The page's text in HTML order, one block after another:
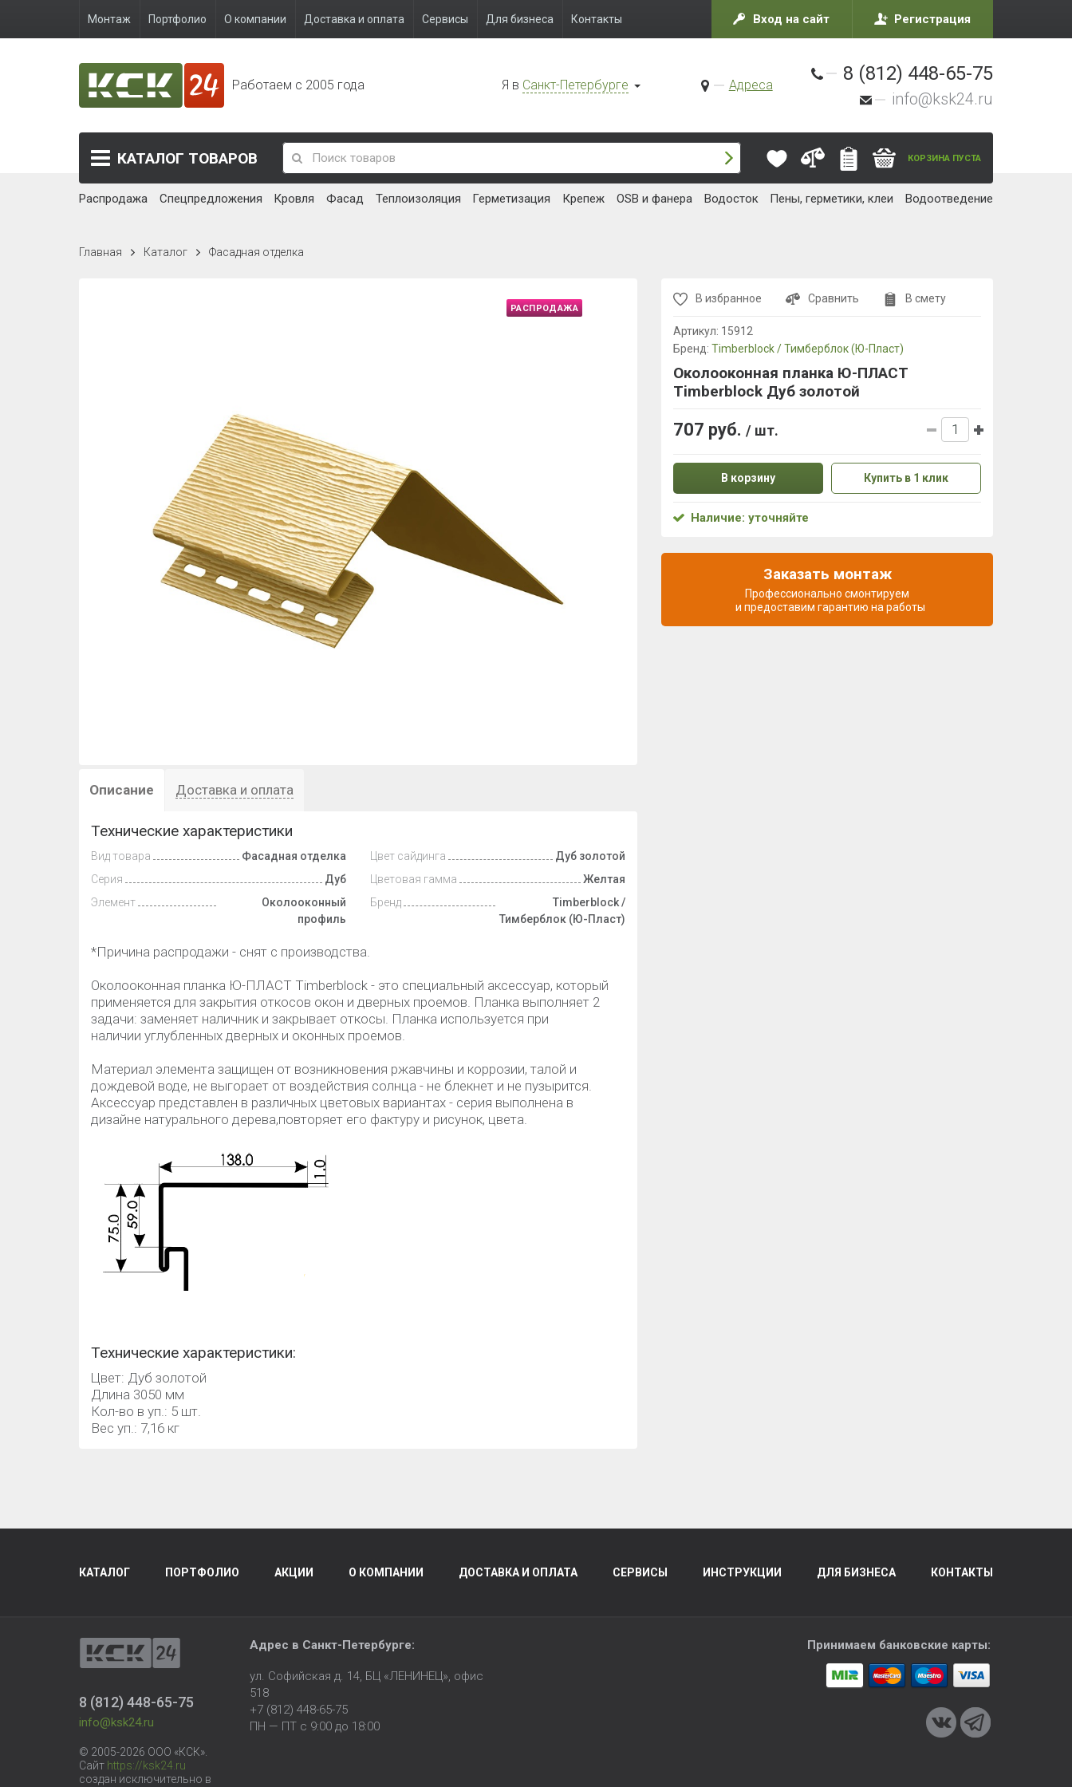
Монтаж Портфолио О компании Доставка и оплата Сервисы Для бизнеса Контакты Вход на сайт Регистрация
Работаем с 2005 года Я в Санкт-Петербурге Адреса
8 (812) 448-65-75
info@ksk24.ru
КАТАЛОГ ТОВАРОВ КОРЗИНА ПУСТА
Распродажа Спецпредложения Кровля Фасад Теплоизоляция Герметизация Крепеж OSB и фанера Водосток Пены, герметики, клеи Водоотведение
Главная Каталог Фасадная отделка
РАСПРОДАЖА
Описание Доставка и оплата
Технические характеристики
Вид товара
Фасадная отделка
Серия
Дуб
Элемент
Околооконный
профиль
Цвет сайдинга
Дуб золотой
Цветовая гамма
Желтая
Бренд
Timberblock /
Тимберблок (Ю-Пласт)
*Причина распродажи - снят с производства.
Околооконная планка Ю-ПЛАСТ Timberblock - это специальный аксессуар, который
применяется для закрытия откосов окон и дверных проемов. Планка выполняет 2
задачи: заменяет наличник и закрывает откосы. Планка используется при
наличии углубленных дверных и оконных проемов.
Материал элемента защищен от возникновения ржавчины и коррозии, талой и
дождевой воде, не выгорает от воздействия солнца - не блекнет и не пузырится.
Аксессуар представлен в различных цветовых вариантах - серия выполнена в
дизайне натурального дерева,повторяет его фактуру и рисунок, цвета.
Технические характеристики:
Цвет: Дуб золотой
Длина 3050 мм
Кол-во в уп.: 5 шт.
Вес уп.: 7,16 кг
В избранное Сравнить В смету
Артикул: 15912
Бренд: Timberblock / Тимберблок (Ю-Пласт)
Околооконная планка Ю-ПЛАСТ
Timberblock Дуб золотой
707 руб. / шт.
В корзину Купить в 1 клик
Наличие: уточняйте
Заказать монтаж
Профессионально смонтируем
и предоставим гарантию на работы
КАТАЛОГ ПОРТФОЛИО АКЦИИ О КОМПАНИИ ДОСТАВКА И ОПЛАТА СЕРВИСЫ ИНСТРУКЦИИ ДЛЯ БИЗНЕСА КОНТАКТЫ
8 (812) 448-65-75
info@ksk24.ru
© 2005-2026 ООО «КСК».
Сайт https://ksk24.ru
создан исключительно в
Адрес в Санкт-Петербурге:
ул. Софийская д. 14, БЦ «ЛЕНИНЕЦ», офис
518
+7 (812) 448-65-75
ПН — ПТ с 9:00 до 18:00
Принимаем банковские карты: